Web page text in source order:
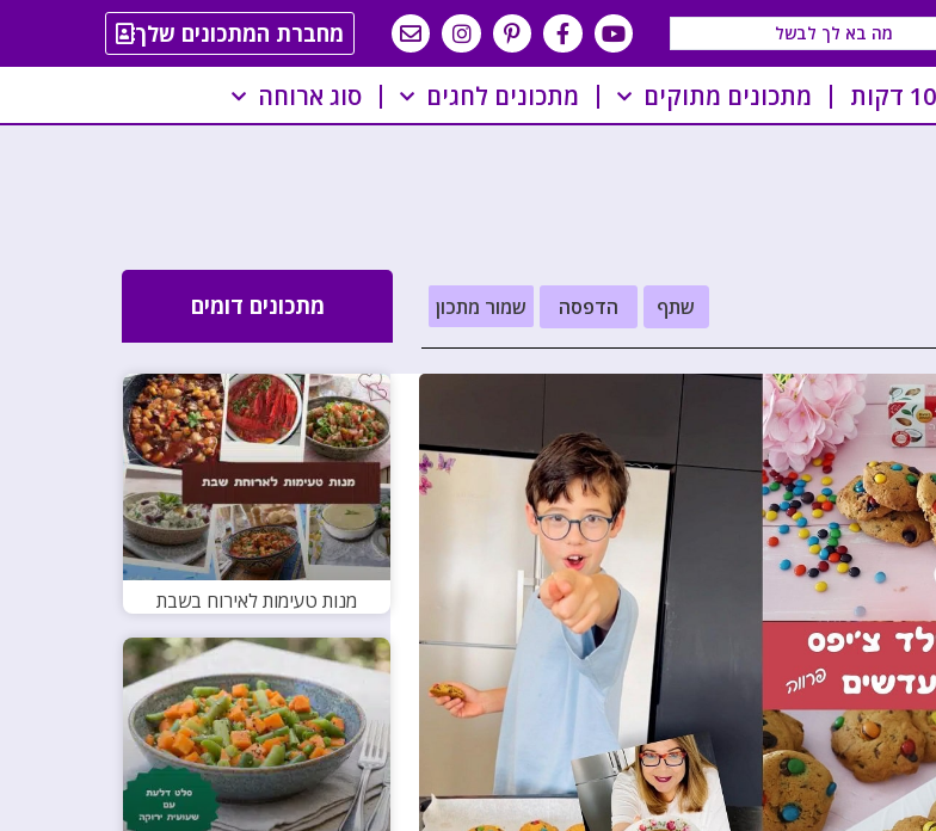
מחברת המתכונים שלך
מתכונים מתוקים מתכונים לחגים סוג ארוחה
שתף הדפסה שמור מתכון מתכונים דומים
מנות טעימות לאירוח בשבת